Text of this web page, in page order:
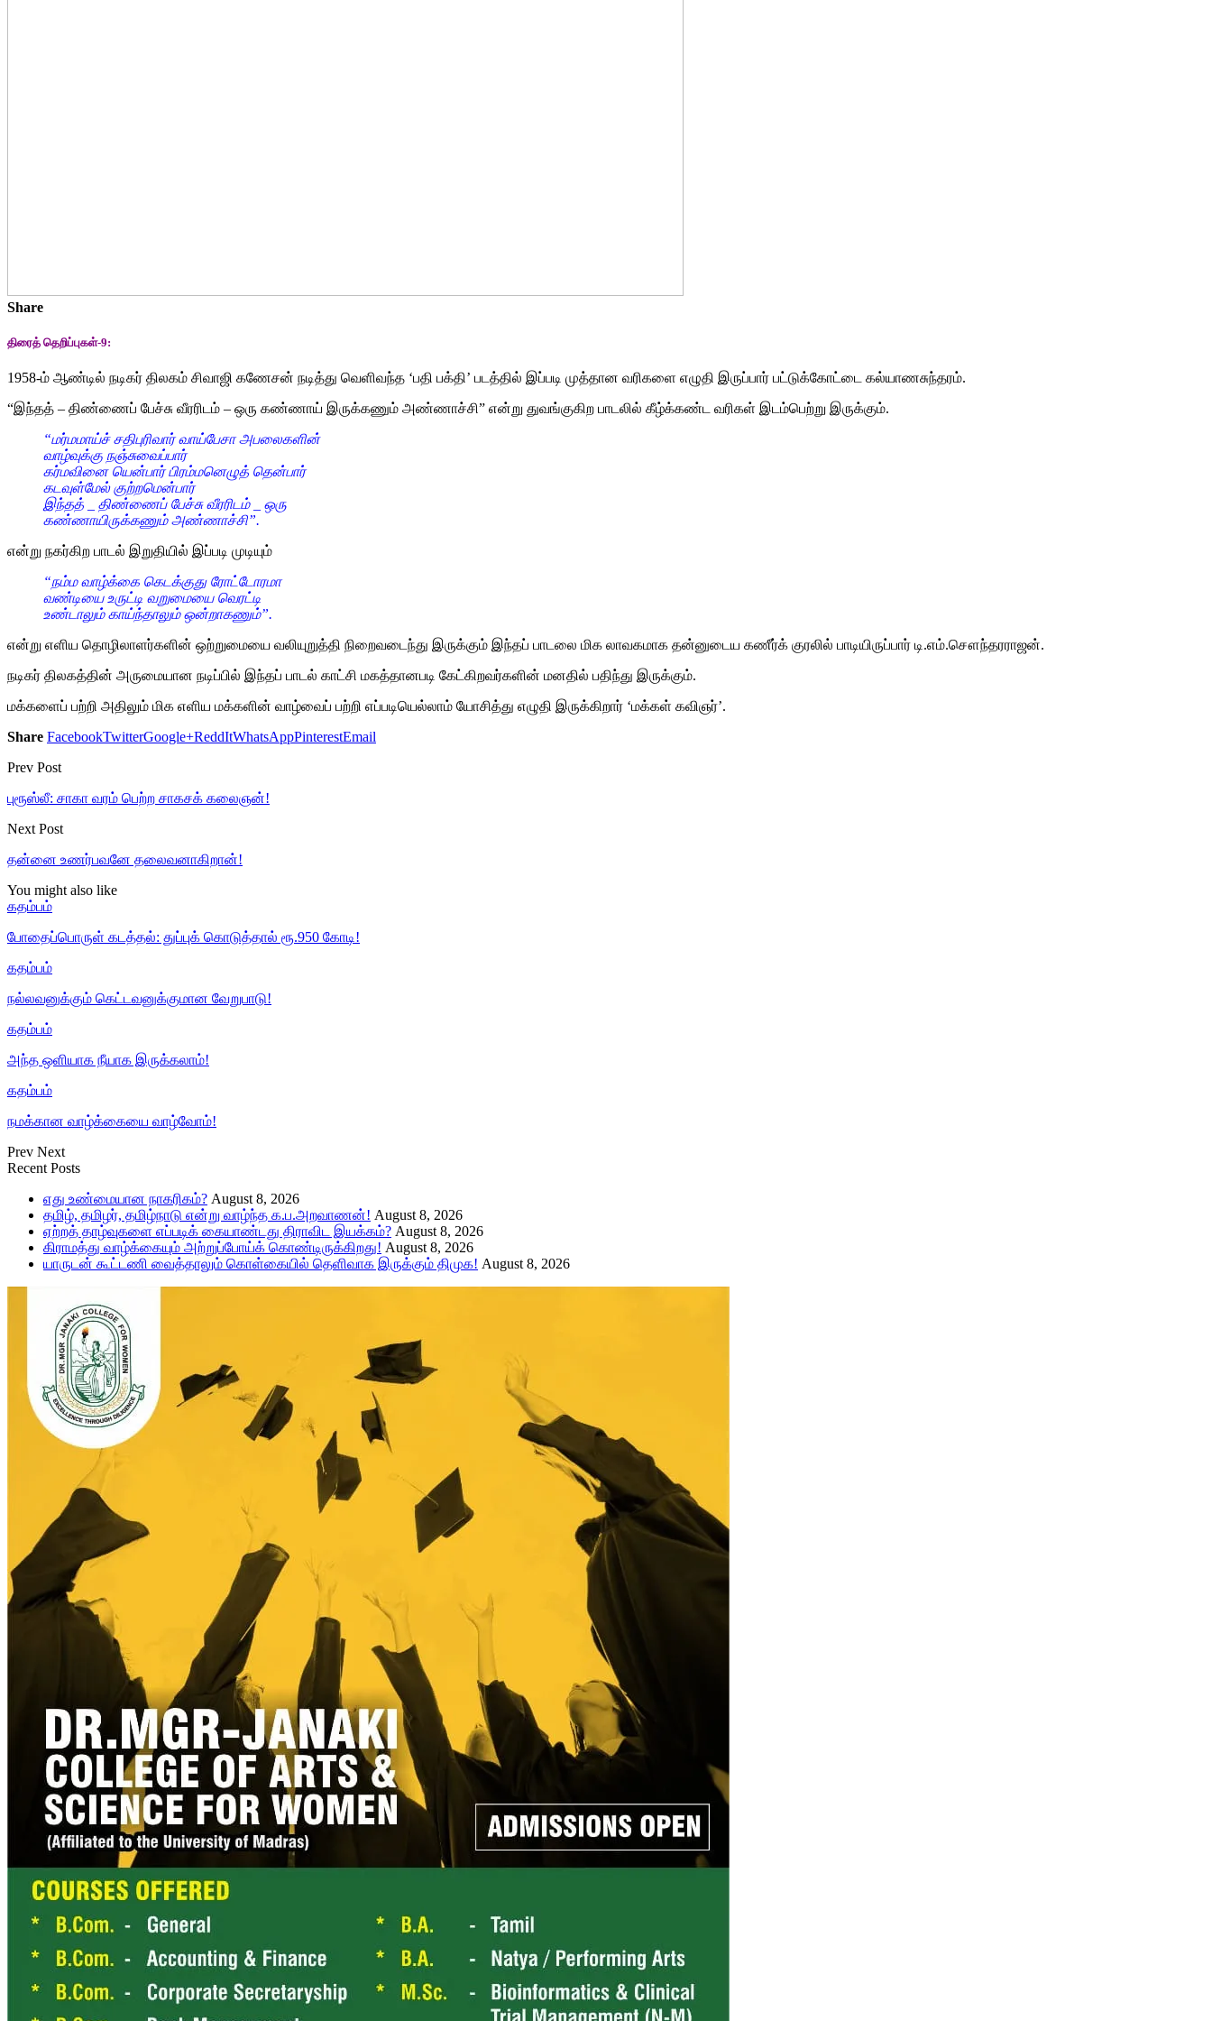
Share
திரைத் தெறிப்புகள்-9:
1958-ம் ஆண்டில் நடிகர் திலகம் சிவாஜி கணேசன் நடித்து வெளிவந்த ‘பதி பக்தி’ படத்தில் இப்படி முத்தான வரிகளை எழுதி இருப்பார் பட்டுக்கோட்டை கல்யாணசுந்தரம்.
“இந்தத் – திண்ணைப் பேச்சு வீரரிடம் – ஒரு கண்ணாய் இருக்கணும் அண்ணாச்சி” என்று துவங்குகிற பாடலில் கீழ்க்கண்ட வரிகள் இடம்பெற்று இருக்கும்.
“மர்மமாய்ச் சதிபுரிவார் வாய்பேசா அபலைகளின்
வாழ்வுக்கு நஞ்சுவைப்பார்
கர்மவினை யென்பார் பிரம்மனெழுத் தென்பார்
கடவுள்மேல் குற்றமென்பார்
இந்தத் _ திண்ணைப் பேச்சு வீரரிடம் _ ஒரு
கண்ணாயிருக்கணும் அண்ணாச்சி”.
என்று நகர்கிற பாடல் இறுதியில் இப்படி முடியும்
“நம்ம வாழ்க்கை கெடக்குது ரோட்டோரமா
வண்டியை உருட்டி வறுமையை வெரட்டி
உண்டாலும் காய்ந்தாலும் ஒன்றாகணும்”.
என்று எளிய தொழிலாளர்களின் ஒற்றுமையை வலியுறுத்தி நிறைவடைந்து இருக்கும் இந்தப் பாடலை மிக லாவகமாக தன்னுடைய கணீர்க் குரலில் பாடியிருப்பார் டி.எம்.சௌந்தரராஜன்.
நடிகர் திலகத்தின் அருமையான நடிப்பில் இந்தப் பாடல் காட்சி மகத்தானபடி கேட்கிறவர்களின் மனதில் பதிந்து இருக்கும்.
மக்களைப் பற்றி அதிலும் மிக எளிய மக்களின் வாழ்வைப் பற்றி எப்படியெல்லாம் யோசித்து எழுதி இருக்கிறார் ‘மக்கள் கவிஞர்’.
Share FacebookTwitterGoogle+ReddItWhatsAppPinterestEmail
Prev Post
புரூஸ்லீ: சாகா வரம் பெற்ற சாகசக் கலைஞன்!
Next Post
தன்னை உணர்பவனே தலைவனாகிறான்!
You might also like
கதம்பம்
போதைப்பொருள் கடத்தல்: துப்புக் கொடுத்தால் ரூ.950 கோடி!
கதம்பம்
நல்லவனுக்கும் கெட்டவனுக்குமான வேறுபாடு!
கதம்பம்
அந்த ஒளியாக நீயாக இருக்கலாம்!
கதம்பம்
நமக்கான வாழ்க்கையை வாழ்வோம்!
Prev Next
Recent Posts
எது உண்மையான நாகரிகம்? August 8, 2026
தமிழ், தமிழர், தமிழ்நாடு என்று வாழ்ந்த க.ப.அறவாணன்! August 8, 2026
ஏற்றத் தாழ்வுகளை எப்படிக் கையாண்டது திராவிட இயக்கம்? August 8, 2026
கிராமத்து வாழ்க்கையும் அற்றுப்போய்க் கொண்டிருக்கிறது! August 8, 2026
யாருடன் கூட்டணி வைத்தாலும் கொள்கையில் தெளிவாக இருக்கும் திமுக! August 8, 2026